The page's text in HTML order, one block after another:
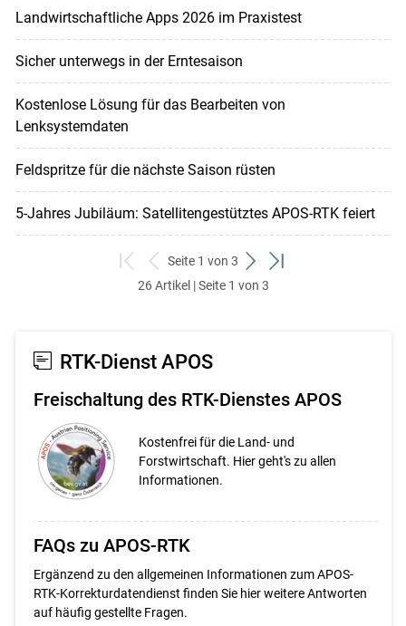
Landwirtschaftliche Apps 2026 im Praxistest
Sicher unterwegs in der Erntesaison
Kostenlose Lösung für das Bearbeiten von
Lenksystemdaten
Feldspritze für die nächste Saison rüsten
5-Jahres Jubiläum: Satellitengestütztes APOS-RTK feiert
zum
ersten
zurück
zum
Seite 1 von 3
weiter
zum
zum
26 Artikel | Seite 1 von 3
RTK-Dienst APOS
Freischaltung des RTK-Dienstes APOS
Kostenfrei für die Land- und
Forstwirtschaft. Hier geht's zu allen
Informationen.
FAQs zu APOS-RTK
Ergänzend zu den allgemeinen Informationen zum APOS-
RTK-Korrekturdatendienst finden Sie hier weitere Antworten
auf häufig gestellte Fragen.